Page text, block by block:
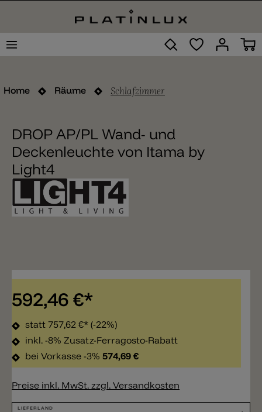
Home Räume Schlafzimmer
DROP AP/PL Wand- und
Deckenleuchte von Itama by
Light4
592,46 €*
statt 757,62 €* (-22%)
inkl. -8% Zusatz-Ferragosto-Rabatt
bei Vorkasse -3% 574,69 €
Preise inkl. MwSt. zzgl. Versandkosten
LIEFERLAND